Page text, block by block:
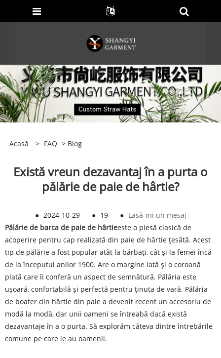
Acasă > FAQ > Blog
Există vreun dezavantaj în a purta o
pălărie de paie de hârtie?
● 2024-10-29 ● 19 ● Lasă-mi un mesaj
Pălărie de barca de paie de hârtieeste o piesă clasică de
acoperire pentru cap realizată din paie de hârtie țesătă. Acest
tip de pălărie a fost popular atât la bărbați, cât și la femei încă
de la începutul anilor 1900. Are o margine lată și o coroană
plată care îi conferă un aspect de semnătură. Pălăria este
ușoară, confortabilă și perfectă pentru ținuta de vară. Pălăria
de boater din hârtie din paie a devenit recent un accesoriu de
modă la modă, dar unii oameni se întreabă dacă există
dezavantaje în a o purta. Să explorăm câteva dintre întrebările
comune pe care le au oamenii.